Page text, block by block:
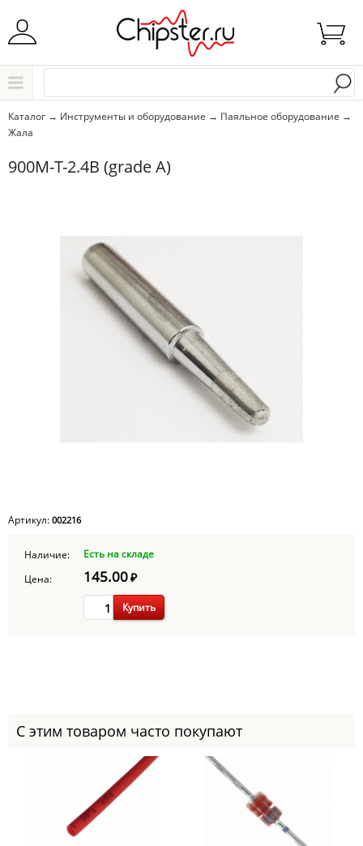
Начните водить название города..
Выбрать
Каталог → Инструменты и оборудование → Паяльное оборудование →
Жала
900M-T-2.4B (grade A)
Артикул: 002216
Наличие:
Есть на складе
Цена:
145.00₽
Купить
С этим товаром часто покупают